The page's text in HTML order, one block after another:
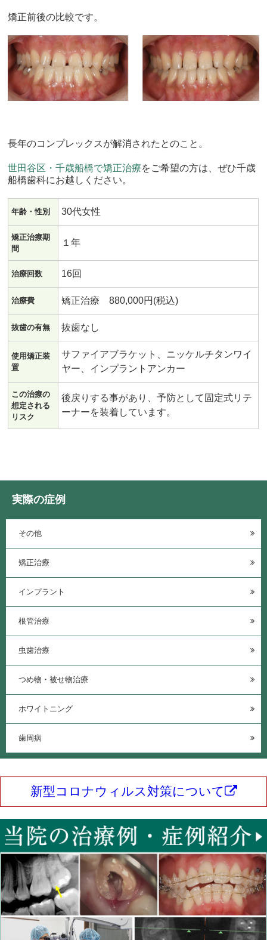
矯正前後の比較です。
長年のコンプレックスが解消されたとのこと。
世田谷区・千歳船橋で矯正治療をご希望の方は、ぜひ千歳
船橋歯科にお越しください。
年齢・性別 30代女性
矯正治療期
間
１年
治療回数 16回
治療費 矯正治療 880,000円(税込)
抜歯の有無 抜歯なし
使用矯正装
置
サファイアブラケット、ニッケルチタンワイ
ヤー、インプラントアンカー
この治療の
想定される
リスク
後戻りする事があり、予防として固定式リテ
ーナーを装着しています。
実際の症例
その他
矯正治療
インプラント
根管治療
虫歯治療
つめ物・被せ物治療
ホワイトニング
歯周病
新型コロナウィルス対策について